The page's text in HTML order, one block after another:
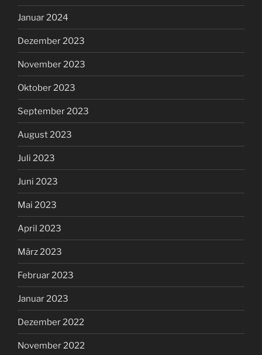
Januar 2024
Dezember 2023
November 2023
Oktober 2023
September 2023
August 2023
Juli 2023
Juni 2023
Mai 2023
April 2023
März 2023
Februar 2023
Januar 2023
Dezember 2022
November 2022